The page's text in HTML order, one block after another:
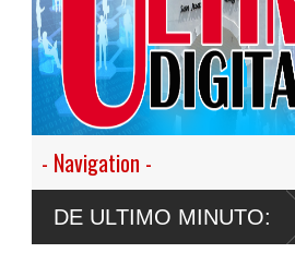
DE ULTIMO MINUTO:
desistir en nuestro empeño de transformar la